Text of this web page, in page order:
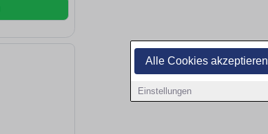
Alle Cookies akzeptieren
Einstellungen